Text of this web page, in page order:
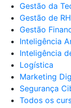
Gestão da
Gestão de RH
Gestão
Inteligência
Inteligência
Logística
Marketing
Segurança
Todos os